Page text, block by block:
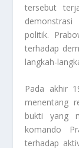
tersebut
politik.
terhadap
langkah-
Pada akhir
menentang
bukti yang
komando
terhadap